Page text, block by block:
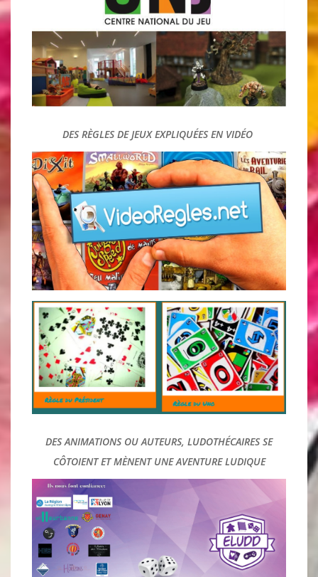
DES ANIMATIONS OU AUTEURS, LUDOTHÉCAIRES SE
CÔTOIENT ET MÈNENT UNE AVENTURE LUDIQUE
DES ASSOCIATIONS DE PASSIONNES !